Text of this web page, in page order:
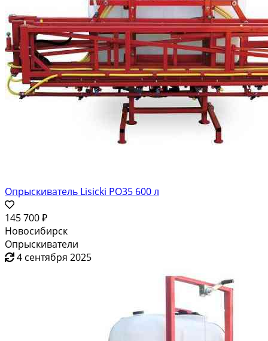
Опрыскиватель Lisicki PO35 600 л
145 700 ₽
Новосибирск
Опрыскиватели
4 сентября 2025